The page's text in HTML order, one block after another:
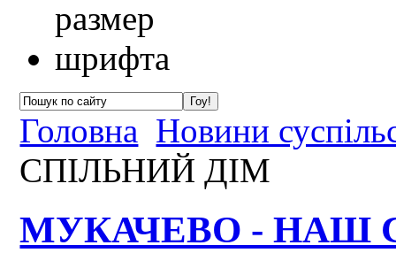
Головна Новини
СПІЛЬНИЙ ДІМ
МУКАЧЕВО - НАШ